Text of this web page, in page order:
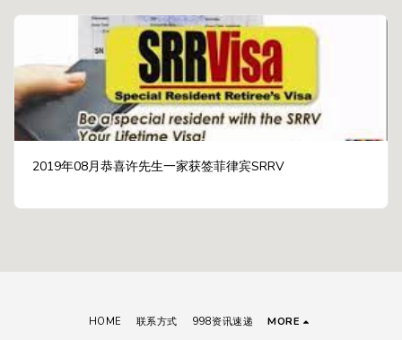
2019年08月恭喜许先生一家获签菲律宾SRRV
HOME 联系方式 998资讯速递 MORE